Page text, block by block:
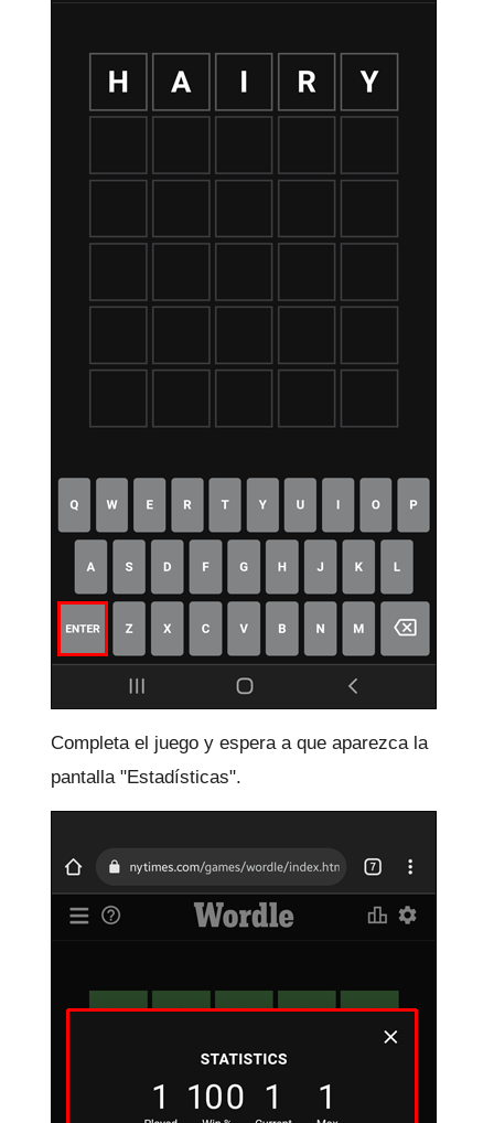
Completa el juego y espera a que aparezca la
pantalla "Estadísticas".